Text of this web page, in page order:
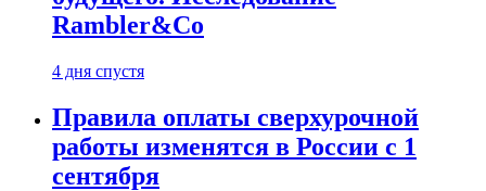
Rambler&Co
4 дня спустя
Правила оплаты сверхурочной
работы изменятся в России с 1
сентября